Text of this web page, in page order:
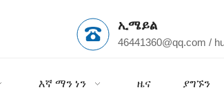
ኢሜይል
46441360@qq.com /
እኛ ማን ነን ዜና ያግኙን